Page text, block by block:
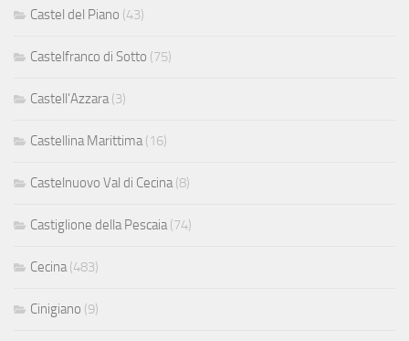
Castel del Piano (43)
Castelfranco di Sotto (75)
Castell'Azzara (3)
Castellina Marittima (16)
Castelnuovo Val di Cecina (8)
Castiglione della Pescaia (74)
Cecina (483)
Cinigiano (9)